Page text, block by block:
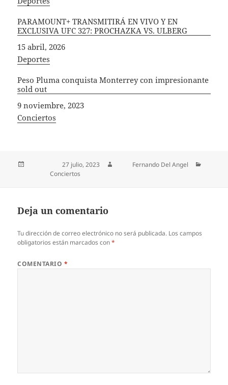
PARAMOUNT+ TRANSMITIRÁ EN VIVO Y EN
EXCLUSIVA UFC 327: PROCHAZKA VS. ULBERG
Fecha
15 abril, 2026
In relation to
Deportes
Peso Pluma conquista Monterrey con impresionante
sold out
Fecha
9 noviembre, 2023
In relation to
Conciertos
Publicado el27 julio, 2023
Fernando Del Angel
CategoríasConciertos
Deja un comentario
Tu dirección de correo electrónico no será publicada. Los campos
obligatorios están marcados con*
COMENTARIO *